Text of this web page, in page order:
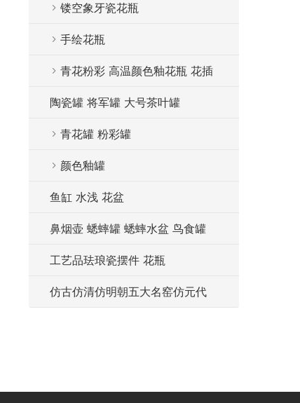
镂空象牙瓷花瓶
手绘花瓶
青花粉彩 高温颜色釉花瓶 花插
陶瓷罐 将军罐 大号茶叶罐
青花罐 粉彩罐
颜色釉罐
鱼缸 水浅 花盆
鼻烟壶 蟋蟀罐 蟋蟀水盆 鸟食罐
工艺品珐琅瓷摆件 花瓶
仿古仿清仿明朝五大名窑仿元代